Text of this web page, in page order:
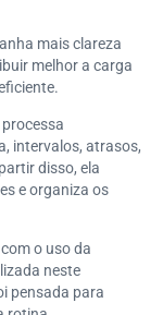
mais clareza
melhor a carga
intervalos, atrasos,
disso, ela
e organiza os
o uso da
neste
pensada para